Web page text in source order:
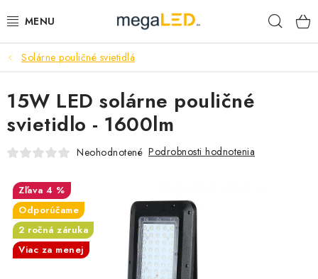
na
PRIEMYSEL
SVIETIDLÁ
ŽIAROVKY A TRUBICE
ELEKTROMATERIÁL
VENTILÁTORY
Solárne pouličné svietidlá
15W LED solárne pouličné
svietidlo - 1600lm
Neohodnotené Podrobnosti hodnotenia
4 %
Odporúčame
2 ročná záruka
Viac za menej